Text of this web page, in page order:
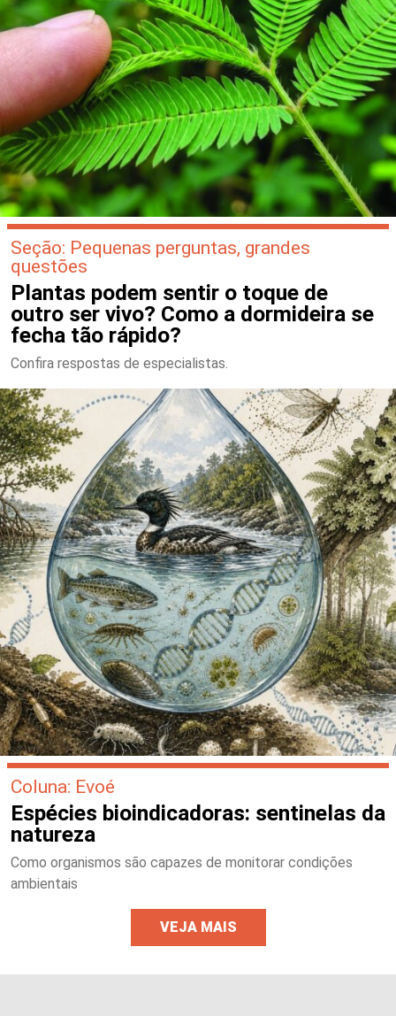
Seção: Pequenas perguntas, grandes
questões
Plantas podem sentir o toque de
outro ser vivo? Como a dormideira se
fecha tão rápido?
Confira respostas de especialistas.
Coluna: Evoé
Espécies bioindicadoras: sentinelas da
natureza
Como organismos são capazes de monitorar condições
ambientais
VEJA MAIS